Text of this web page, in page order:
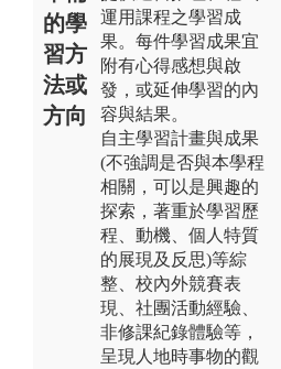
的學
習方
法或
方向
運用課程之學習成
果。每件學習成果宜
附有心得感想與啟
發，或延伸學習的內
容與結果。
自主學習計畫與成果
(不強調是否與本學程
相關，可以是興趣的
探索，著重於學習歷
程、動機、個人特質
的展現及反思)等綜
整、校內外競賽表
現、社團活動經驗、
非修課紀錄體驗等，
呈現人地時事物的觀